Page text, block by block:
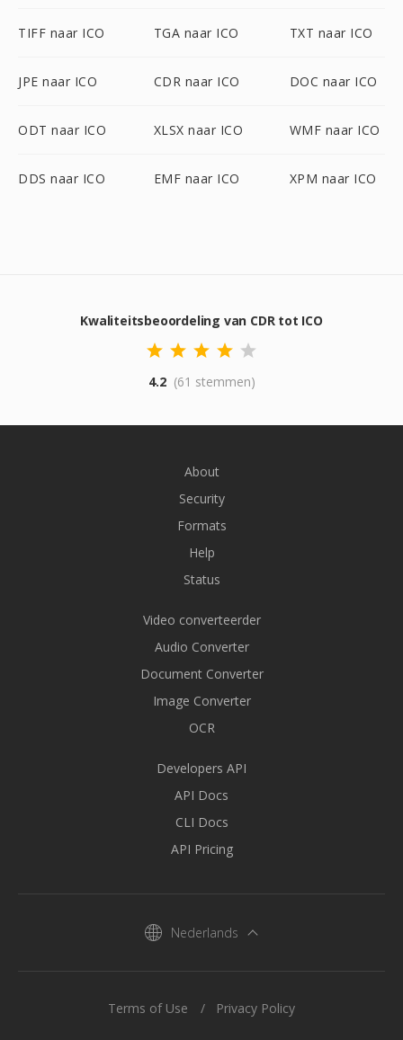
TIFF naar ICO TGA naar ICO TXT naar ICO
JPE naar ICO CDR naar ICO DOC naar ICO
ODT naar ICO XLSX naar ICO WMF naar ICO
DDS naar ICO EMF naar ICO XPM naar ICO
Kwaliteitsbeoordeling van CDR tot ICO
4.2 (61 stemmen)
About
Security
Formats
Help
Status
Video converteerder
Audio Converter
Document Converter
Image Converter
OCR
Developers API
API Docs
CLI Docs
API Pricing
Nederlands
Terms of Use Privacy Policy